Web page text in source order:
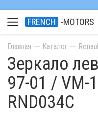
FRENCH -MOTORS
Главная Каталог
Зеркало
97-01 / VM-
RND034C